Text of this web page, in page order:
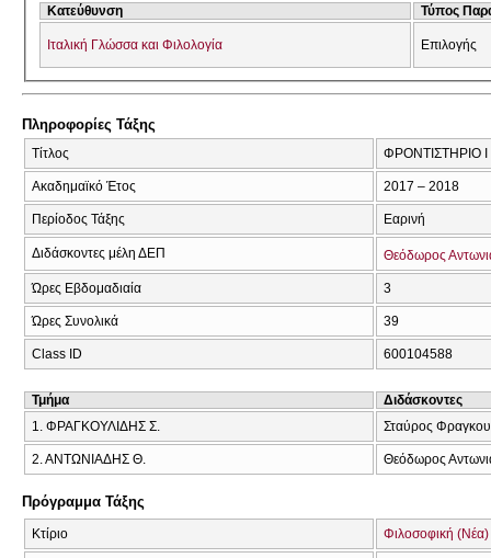
Κατεύθυνση Τύπος
Ιταλική Γλώσσα και Φιλολογία Επιλογής
Πληροφορίες Τάξης
Τίτλος ΦΡΟΝΤΙΣΤΗΡΙΟ
Ακαδημαϊκό Έτος 2017 – 2018
Περίοδος Τάξης Εαρινή
Διδάσκοντες μέλη ΔΕΠ Θεόδωρος
Ώρες Εβδομαδιαία 3
Ώρες Συνολικά 39
Class ID 600104588
Τμήμα
Διδάσκοντες
1. ΦΡΑΓΚΟΥΛΙΔΗΣ Σ.
Σταύρος
2. ΑΝΤΩΝΙΑΔΗΣ Θ. Θεόδωρος
Πρόγραμμα Τάξης
Κτίριο Φιλοσοφική (Νέα)